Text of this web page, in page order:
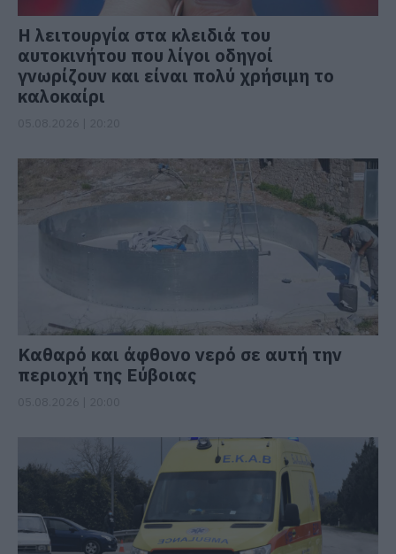
Η λειτουργία στα κλειδιά του
αυτοκινήτου που λίγοι οδηγοί
γνωρίζουν και είναι πολύ χρήσιμη το
καλοκαίρι
Καθαρό και άφθονο νερό σε αυτή την
περιοχή της Εύβοιας